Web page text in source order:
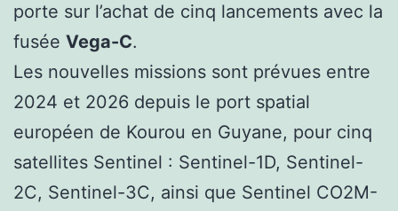
porte sur l’achat de cinq lancements avec la
fusée Vega-C.
Les nouvelles missions sont prévues entre
2024 et 2026 depuis le port spatial
européen de Kourou en Guyane, pour cinq
satellites Sentinel : Sentinel-1D, Sentinel-
2C, Sentinel-3C, ainsi que Sentinel CO2M-